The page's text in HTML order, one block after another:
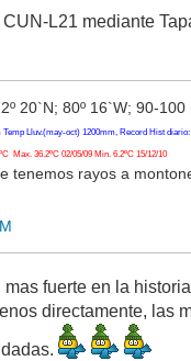
L21 mediante
20`N; 80º 16`W; 90-100
Lluv.(may-oct) 1200mm, Record Hist
Max. 36.2ºC 02/05/09 Min. 6.2ºC 15/12/10
tenemos rayos a
fuerte en la
directamente, las